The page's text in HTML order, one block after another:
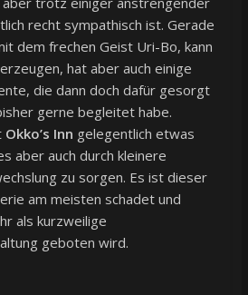
recht sympathisch ist. Gerade
dem frechen Geist Uri-Bo, kann
hat aber auch einige
die dann doch dafür gesorgt
gerne begleitet habe.
Okko’s Inn gelegentlich etwas
aber auch durch kleinere
zu sorgen. Es ist dieser
am meisten schadet und
als kurzweilige
geboten wird.